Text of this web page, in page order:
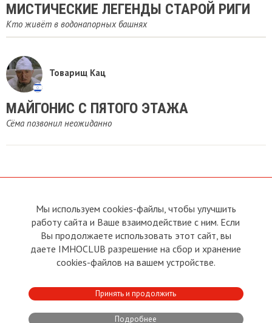
МИСТИЧЕСКИЕ ЛЕГЕНДЫ СТАРОЙ РИГИ
Кто живёт в водонапорных башнях
Товарищ Кац
МАЙГОНИС С ПЯТОГО ЭТАЖА
Сёма позвонил неожиданно
О сайте
Условия пользования
Политика конфиденциальности
Прямая связь с
Председателем
Прямая связь c членами клуба
Реклама
Контакты
Club
Мы используем cookies-файлы, чтобы улучшить
работу сайта и Ваше взаимодействие с ним. Если
Вы продолжаете использовать этот сайт, вы
даете IMHOCLUB разрешение на сбор и хранение
cookies-файлов на вашем устройстве.
Принять и продолжить
Подробнее